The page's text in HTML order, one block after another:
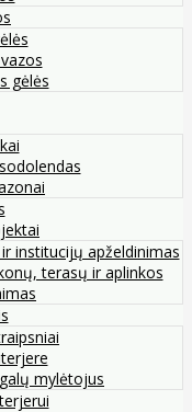
gėlės
institucijų apželdinimas
terasų ir aplinkos
mylėtojus